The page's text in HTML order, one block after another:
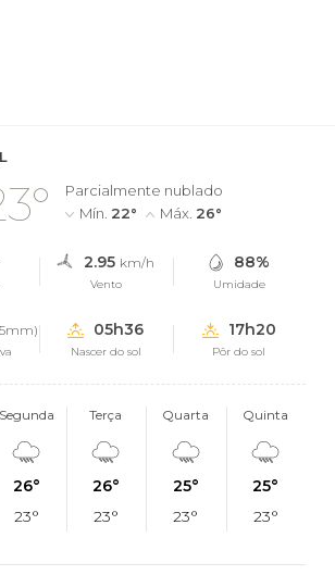
Parcialmente nublado
Mín. 22° Máx. 26°
2.95 km/h
Vento
88%
Umidade
05h36
Nascer do sol
17h20
Pôr do sol
Segunda
26°
23°
Terça
26°
23°
Quarta
25°
23°
Quinta
25°
23°